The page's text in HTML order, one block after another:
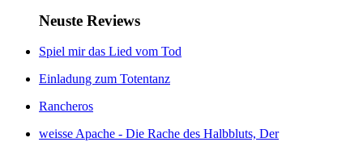
Neuste Reviews
Spiel mir das Lied vom Tod
Einladung zum Totentanz
Rancheros
weisse Apache - Die Rache des Halbbluts, Der